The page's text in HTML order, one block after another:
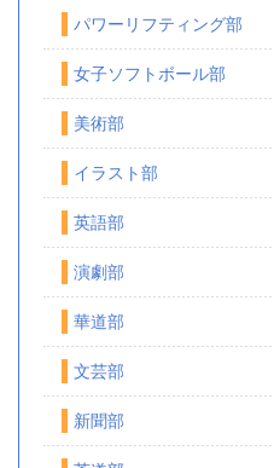
パワーリフティング部
女子ソフトボール部
美術部
イラスト部
英語部
演劇部
華道部
文芸部
新聞部